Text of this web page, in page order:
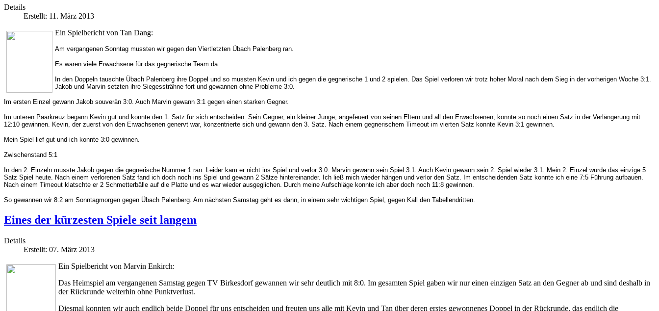
Details
Erstellt: 11. März 2013
Ein Spielbericht von Tan Dang:
Am vergangenen Sonntag mussten wir gegen den Viertletzten Übach Palenberg ran.
Es waren viele Erwachsene für das gegnerische Team da.
In den Doppeln tauschte Übach Palenberg ihre Doppel und so mussten Kevin und ich gegen die gegnerische 1 und 2 spielen. Das Spiel verloren wir trotz hoher Moral nach dem Sieg in der vorherigen Woche 3:1.
Jakob und Marvin setzten ihre Siegessträhne fort und gewannen ohne Probleme 3:0.
Im ersten Einzel gewann Jakob souverän 3:0. Auch Marvin gewann 3:1 gegen einen starken Gegner.
Im unteren Paarkreuz begann Kevin gut und konnte den 1. Satz für sich entscheiden. Sein Gegner, ein kleiner Junge, angefeuert von seinen Eltern und all den Erwachsenen, konnte so noch einen Satz in der Verlängerung mit
12:10 gewinnen. Kevin, der zuerst von den Erwachsenen genervt war, konzentrierte sich und gewann den 3. Satz. Nach einem gegnerischem Timeout im vierten Satz konnte Kevin 3:1 gewinnen.
Mein Spiel lief gut und ich konnte 3:0 gewinnen.
Zwischenstand 5:1
In den 2. Einzeln musste Jakob gegen die gegnerische Nummer 1 ran. Leider kam er nicht ins Spiel und verlor 3:0. Marvin gewann sein Spiel 3:1. Auch Kevin gewann sein 2. Spiel wieder 3:1. Mein 2. Einzel wurde das einzige 5
Satz Spiel heute. Nach einem verlorenen Satz fand ich doch noch ins Spiel und gewann 2 Sätze hintereinander. Ich ließ mich wieder hängen und verlor den Satz. Im entscheidenden Satz konnte ich eine 7:5 Führung aufbauen.
Nach einem Timeout klatschte er 2 Schmetterbälle auf die Platte und es war wieder ausgeglichen. Durch meine Aufschläge konnte ich aber doch noch 11:8 gewinnen.
So gewannen wir 8:2 am Sonntagmorgen gegen Übach Palenberg. Am nächsten Samstag geht es dann, in einem sehr wichtigen Spiel, gegen Kall den Tabellendritten.
Eines der kürzesten Spiele seit langem
Details
Erstellt: 07. März 2013
Ein Spielbericht von Marvin Enkirch:
Das Heimspiel am vergangenen Samstag gegen TV Birkesdorf gewannen wir sehr deutlich mit 8:0. Im gesamten Spiel gaben wir nur einen einzigen Satz an den Gegner ab und sind deshalb in
der Rückrunde weiterhin ohne Punktverlust.
Diesmal konnten wir auch endlich beide Doppel für uns entscheiden und freuten uns alle mit Kevin und Tan über deren erstes gewonnenes Doppel in der Rückrunde, das endlich die